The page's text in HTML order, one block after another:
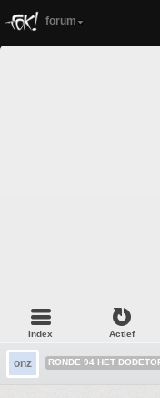
forum
Index Actief
onz RONDE 94 HET